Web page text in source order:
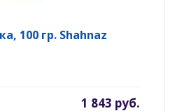
100 гр. Shahnaz
1 843 руб.